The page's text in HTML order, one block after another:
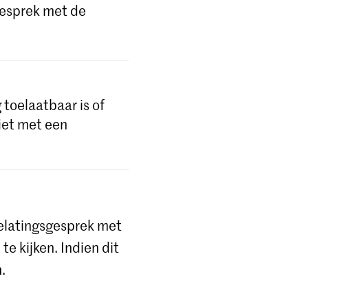
met de
toelaatbaar is of
met een
met
kijken. Indien dit